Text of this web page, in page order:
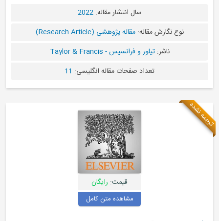
سال انتشار مقاله: 2022
نوع نگارش مقاله:مقاله پژوهشی (Research Article)
ناشر:تیلور و فرانسیس - Taylor & Francis
تعداد صفحات مقاله انگلیسی: 11
ترجمه نشده
قیمت: رایگان
مشاهده متن کامل